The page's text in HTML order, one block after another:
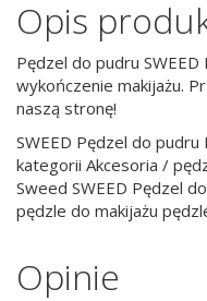
Opis
Pędzel do pudru
wykończenie makijażu.
naszą stronę!
SWEED Pędzel do
kategorii Akcesoria /
Sweed SWEED Pędzel
pędzle do makijażu
Opinie